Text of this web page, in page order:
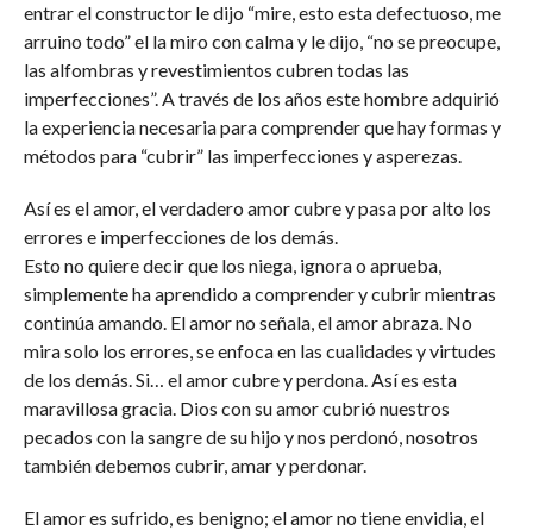
entrar el constructor le dijo “mire, esto esta defectuoso, me
arruino todo” el la miro con calma y le dijo, “no se preocupe,
las alfombras y revestimientos cubren todas las
imperfecciones”. A través de los años este hombre adquirió
la experiencia necesaria para comprender que hay formas y
métodos para “cubrir” las imperfecciones y asperezas.
Así es el amor, el verdadero amor cubre y pasa por alto los
errores e imperfecciones de los demás.
Esto no quiere decir que los niega, ignora o aprueba,
simplemente ha aprendido a comprender y cubrir mientras
continúa amando. El amor no señala, el amor abraza. No
mira solo los errores, se enfoca en las cualidades y virtudes
de los demás. Si… el amor cubre y perdona. Así es esta
maravillosa gracia. Dios con su amor cubrió nuestros
pecados con la sangre de su hijo y nos perdonó, nosotros
también debemos cubrir, amar y perdonar.
El amor es sufrido, es benigno; el amor no tiene envidia, el